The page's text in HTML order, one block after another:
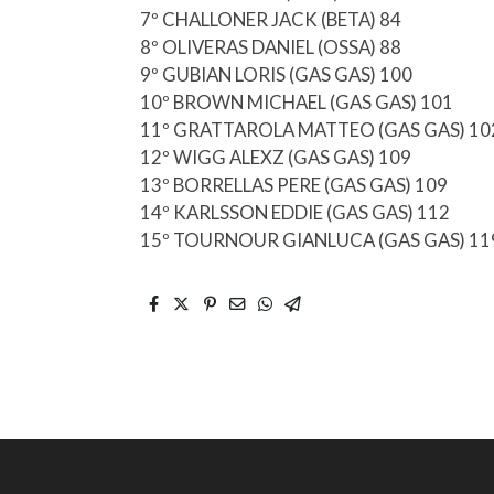
7º CHALLONER JACK (BETA) 84
8º OLIVERAS DANIEL (OSSA) 88
9º GUBIAN LORIS (GAS GAS) 100
10º BROWN MICHAEL (GAS GAS) 101
11º GRATTAROLA MATTEO (GAS GAS)
12º WIGG ALEXZ (GAS GAS) 109
13º BORRELLAS PERE (GAS GAS) 109
14º KARLSSON EDDIE (GAS GAS) 112
15º TOURNOUR GIANLUCA (GAS GAS)